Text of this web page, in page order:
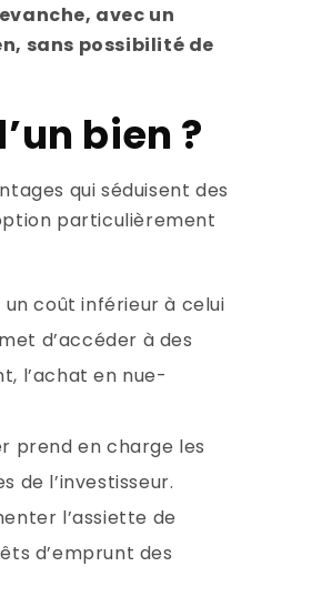
avec un
sans possibilité de
bien ?
qui séduisent des
particulièrement
un coût inférieur à celui
d’accéder à des
l’achat en nue-
prend en charge les
de l’investisseur.
l’assiette de
d’emprunt des